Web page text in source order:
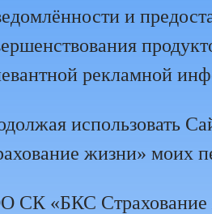
и
рекламной
использовать
жизни» моих
СК «БКС Страхование